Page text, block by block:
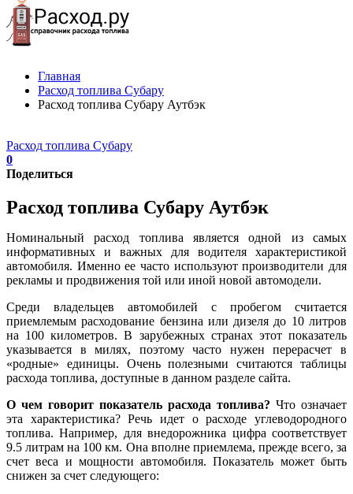
Главная
Расход топлива Субару
Расход топлива Субару Аутбэк
Расход топлива Субару
0
Поделиться
Расход топлива Субару Аутбэк
Номинальный расход топлива является одной из самых
информативных и важных для водителя характеристикой
автомобиля. Именно ее часто используют производители для
рекламы и продвижения той или иной новой автомодели.
Среди владельцев автомобилей с пробегом считается
приемлемым расходование бензина или дизеля до 10 литров
на 100 километров. В зарубежных странах этот показатель
указывается в милях, поэтому часто нужен перерасчет в
«родные» единицы. Очень полезными считаются таблицы
расхода топлива, доступные в данном разделе сайта.
О чем говорит показатель расхода топлива? Что означает
эта характеристика? Речь идет о расходе углеводородного
топлива. Например, для внедорожника цифра соответствует
9.5 литрам на 100 км. Она вполне приемлема, прежде всего, за
счет веса и мощности автомобиля. Показатель может быть
снижен за счет следующего: